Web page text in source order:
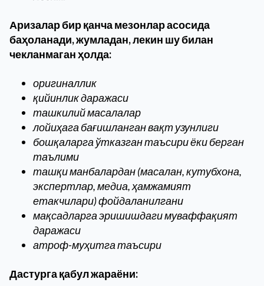
Аризалар бир қанча мезонлар асосида
баҳоланади, жумладан, лекин шу билан
чекланмаган ҳолда:
оригиналлик
қийинлик даражаси
ташкилий масалалар
лойиҳага бағишланган вақт узунлиги
бошқаларга ўтказган таъсири ёки берган
таълими
ташқи манбалардан (масалан, кутубхона,
экспертлар, медиа, ҳамжамият
етакчилари) фойдаланилгани
мақсадларга эришишдаги муваффақият
даражаси
атроф-муҳитга таъсири
Дастурга қабул жараёни: